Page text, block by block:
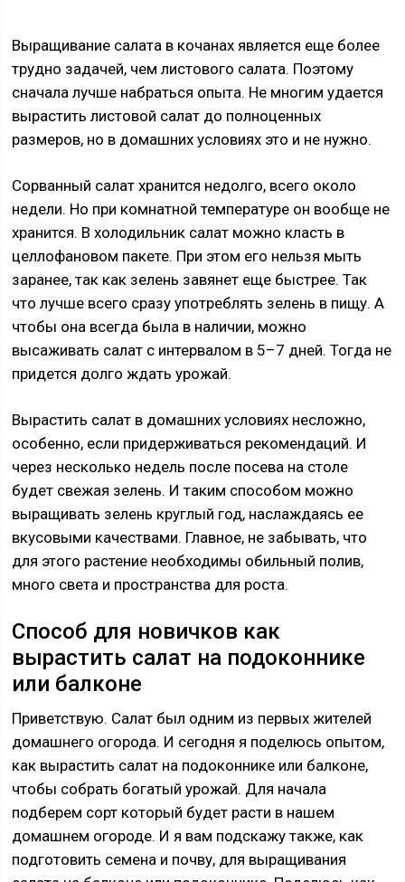
Выращивание салата в кочанах является еще более
трудно задачей, чем листового салата. Поэтому
сначала лучше набраться опыта. Не многим удается
вырастить листовой салат до полноценных
размеров, но в домашних условиях это и не нужно.
Сорванный салат хранится недолго, всего около
недели. Но при комнатной температуре он вообще не
хранится. В холодильник салат можно класть в
целлофановом пакете. При этом его нельзя мыть
заранее, так как зелень завянет еще быстрее. Так
что лучше всего сразу употреблять зелень в пищу. А
чтобы она всегда была в наличии, можно
высаживать салат с интервалом в 5–7 дней. Тогда не
придется долго ждать урожай.
Вырастить салат в домашних условиях несложно,
особенно, если придерживаться рекомендаций. И
через несколько недель после посева на столе
будет свежая зелень. И таким способом можно
выращивать зелень круглый год, наслаждаясь ее
вкусовыми качествами. Главное, не забывать, что
для этого растение необходимы обильный полив,
много света и пространства для роста.
Способ для новичков как
вырастить салат на подоконнике
или балконе
Приветствую. Салат был одним из первых жителей
домашнего огорода. И сегодня я поделюсь опытом,
как вырастить салат на подоконнике или балконе,
чтобы собрать богатый урожай. Для начала
подберем сорт который будет расти в нашем
домашнем огороде. И я вам подскажу также, как
подготовить семена и почву, для выращивания